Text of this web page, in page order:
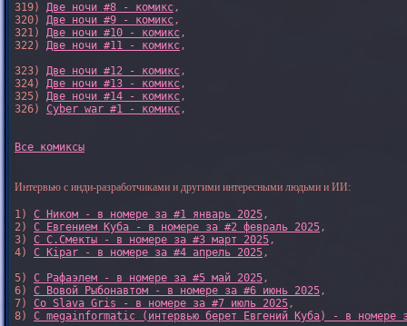
319) Две ночи #8 - комикс,
320) Две ночи #9 - комикс,
321) Две ночи #10 - комикс,
322) Две ночи #11 - комикс,
323) Две ночи #12 - комикс,
324) Две ночи #13 - комикс,
325) Две ночи #14 - комикс,
326) Cyber war #1 - комикс,
Все комиксы
Интервью с инди-разработчиками и другими интересными людьми и ИИ:
1) С Ником - в номере за #1 январь 2025,
2) С Евгением Куба - в номере за #2 февраль 2025,
3) С С.Смекты - в номере за #3 март 2025,
4) С Kipar - в номере за #4 апрель 2025,
5) С Рафаэлем - в номере за #5 май 2025,
6) С Вовой Рыбонавтом - в номере за #6 июнь 2025,
7) Со Slava Gris - в номере за #7 июль 2025,
8) С megainformatic (интервью берет Евгений Куба) - в номере